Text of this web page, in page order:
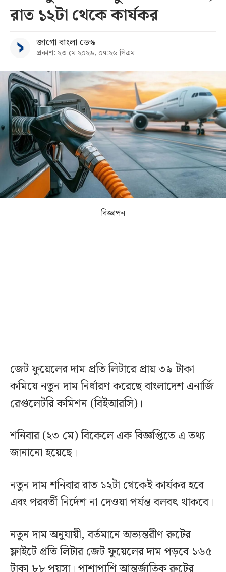
বিভাগ
আর্কাইভ
কনভার্টার
রাত ১২টা থেকে কার্যকর
জাগো বাংলা ডেস্ক
প্রকাশ: ২৩ মে ২০২৬, ০৭:২৬ পিএম
বিজ্ঞাপন
জেট ফুয়েলের দাম প্রতি লিটারে প্রায় ৩৯ টাকা
কমিয়ে নতুন দাম নির্ধারণ করেছে বাংলাদেশ এনার্জি
রেগুলেটরি কমিশন (বিইআরসি)।
শনিবার (২৩ মে) বিকেলে এক বিজ্ঞপ্তিতে এ তথ্য
জানানো হয়েছে।
নতুন দাম শনিবার রাত ১২টা থেকেই কার্যকর হবে
এবং পরবর্তী নির্দেশ না দেওয়া পর্যন্ত বলবৎ থাকবে।
নতুন দাম অনুযায়ী, বর্তমানে অভ্যন্তরীণ রুটের
ফ্লাইটে প্রতি লিটার জেট ফুয়েলের দাম পড়বে ১৬৫